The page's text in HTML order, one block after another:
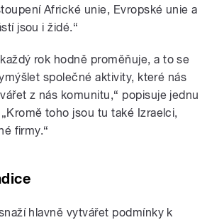
Africké unie, Evropské unie a
jsou i židé.“
rok hodně proměňuje, a to se
společné aktivity, které nás
z nás komunitu,“ popisuje jednu
toho jsou tu také Izraelci,
firmy.“
hlavně vytvářet podmínky k